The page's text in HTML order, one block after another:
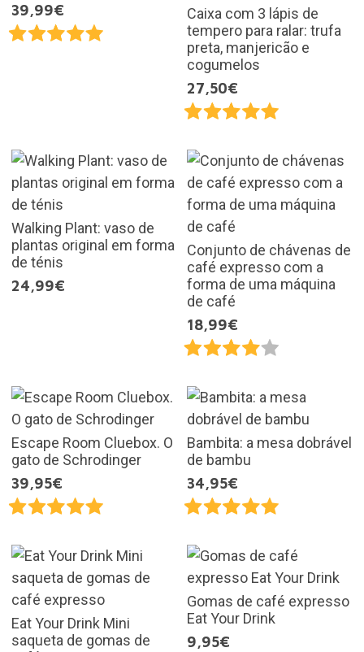
39,99€
Caixa com 3 lápis de
tempero para ralar: trufa
preta, manjericão e
cogumelos
27,50€
Walking Plant: vaso de
plantas original em forma
de ténis
24,99€
Conjunto de chávenas de
café expresso com a
forma de uma máquina
de café
18,99€
Escape Room Cluebox. O
gato de Schrodinger
39,95€
Bambita: a mesa dobrável
de bambu
34,95€
Eat Your Drink Mini
saqueta de gomas de
Gomas de café expresso
Eat Your Drink
9,95€